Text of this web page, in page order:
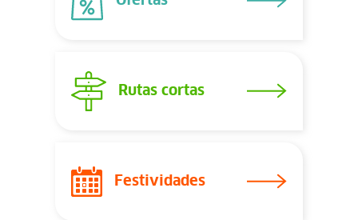
Rutas cortas
Festividades